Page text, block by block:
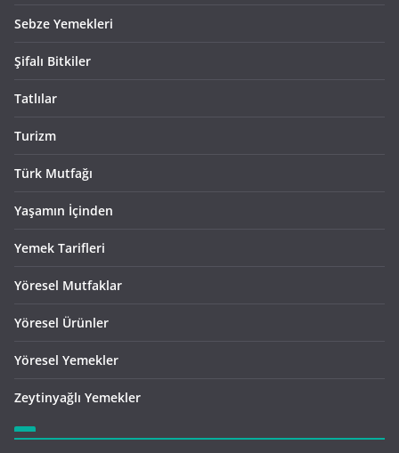
Sebze Yemekleri
Şifalı Bitkiler
Tatlılar
Turizm
Türk Mutfağı
Yaşamın İçinden
Yemek Tarifleri
Yöresel Mutfaklar
Yöresel Ürünler
Yöresel Yemekler
Zeytinyağlı Yemekler